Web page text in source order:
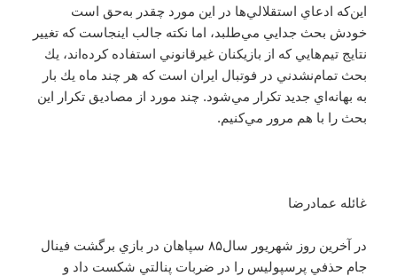
اين‌كه ادعاي استقلالي‌ها در اين مورد چقدر به‌حق است
خودش بحث جدايي مي‌طلبد، اما نكته جالب اينجاست كه تغيير
نتايج تيم‌هايي كه از بازيكنان غيرقانوني استفاده كرده‌اند، يك
بحث تمام‌نشدني در فوتبال ايران است كه هر چند ماه يك بار
به بهانه‌اي جديد تكرار مي‌شود. چند مورد از مصاديق تكرار اين
بحث را با هم مرور مي‌كنيم.
غائله عمادرضا
در آخرين روز شهريور سال۸۵ سپاهان در بازي برگشت فينال
جام حذفي پرسپوليس را در ضربات پنالتي شكست داد و